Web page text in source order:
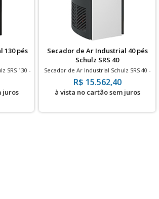
130 pés
SRS 130 -
juros
Secador de Ar Industrial 40 pés
Schulz SRS 40
Secador de Ar Industrial Schulz SRS 40 -
40 pés - 15 bar
R$ 15.562,40
à vista no cartão sem juros